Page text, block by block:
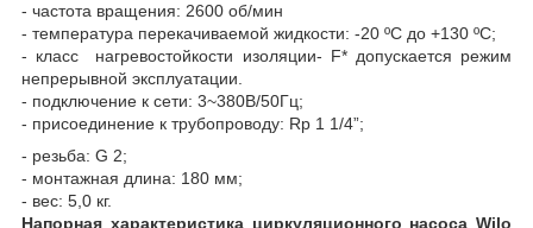
- частота вращения: 2600 об/мин
- температура перекачиваемой жидкости: -20 ºC до +130 ºC;
- класс нагревостойкости изоляции- F* допускается режим
непрерывной эксплуатации.
- подключение к сети: 3~380В/50Гц;
- присоединение к трубопроводу: Rp 1 1/4”;
- резьба: G 2;
- монтажная длина: 180 мм;
- вес: 5,0 кг.
Напорная характеристика циркуляционного насоса Wilo